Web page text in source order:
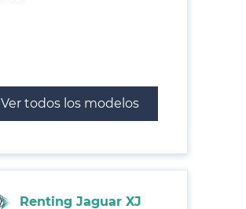
Ver todos los modelos
Renting Jaguar XJ